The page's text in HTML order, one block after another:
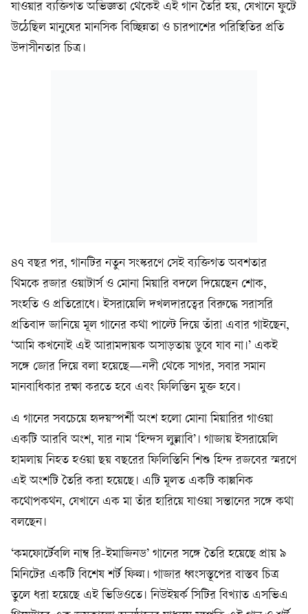
যাওয়ার ব্যক্তিগত অভিজ্ঞতা থেকেই এই গান তৈরি হয়, যেখানে ফুটে
উঠেছিল মানুষের মানসিক বিচ্ছিন্নতা ও চারপাশের পরিস্থিতির প্রতি
উদাসীনতার চিত্র।
৪৭ বছর পর, গানটির নতুন সংস্করণে সেই ব্যক্তিগত অবশতার
থিমকে রজার ওয়াটার্স ও মোনা মিয়ারি বদলে দিয়েছেন শোক,
সংহতি ও প্রতিরোধে। ইসরায়েলি দখলদারত্বের বিরুদ্ধে সরাসরি
প্রতিবাদ জানিয়ে মূল গানের কথা পাল্টে দিয়ে তাঁরা এবার গাইছেন,
‘আমি কখনোই এই আরামদায়ক অসাড়তায় ডুবে যাব না।’ একই
সঙ্গে জোর দিয়ে বলা হয়েছে—নদী থেকে সাগর, সবার সমান
মানবাধিকার রক্ষা করতে হবে এবং ফিলিস্তিন মুক্ত হবে।
এ গানের সবচেয়ে হৃদয়স্পর্শী অংশ হলো মোনা মিয়ারির গাওয়া
একটি আরবি অংশ, যার নাম ‘হিন্দস লুল্লাবি’। গাজায় ইসরায়েলি
হামলায় নিহত হওয়া ছয় বছরের ফিলিস্তিনি শিশু হিন্দ রজবের স্মরণে
এই অংশটি তৈরি করা হয়েছে। এটি মূলত একটি কাল্পনিক
কথোপকথন, যেখানে এক মা তাঁর হারিয়ে যাওয়া সন্তানের সঙ্গে কথা
বলছেন।
‘কমফোর্টেবলি নাম্ব রি-ইমাজিনড’ গানের সঙ্গে তৈরি হয়েছে প্রায় ৯
মিনিটের একটি বিশেষ শর্ট ফিল্ম। গাজার ধ্বংসস্তূপের বাস্তব চিত্র
তুলে ধরা হয়েছে এই ভিডিওতে। নিউইয়র্ক সিটির বিখ্যাত এসভিএ